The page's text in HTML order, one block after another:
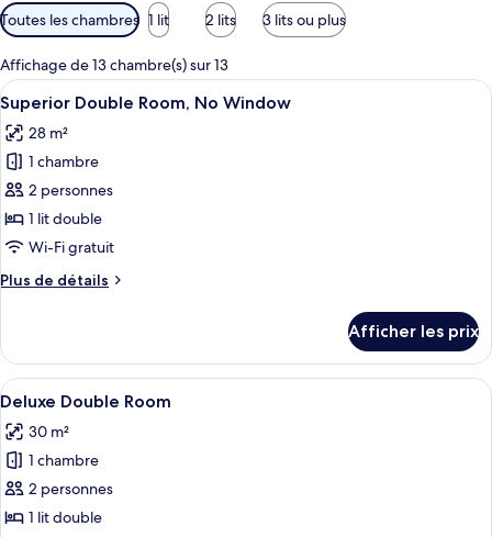
Filtres
disponibles
pour
les
chambres
Toutes les chambres 1 lit 2 lits 3 lits ou plus
Affichage de 13 chambre(s) sur 13
Afficher
toutes
les
photos
pour
ce
type
chambre :
Room,
No
Window
Une chambre d’hôtel avec un
7
Superior Double Room, No Window
28 m²
1 chambre
2 personnes
1 lit double
Wi-Fi gratuit
Plus de détails
Plus
Superior
Double
Room,
Window
Afficher les prix
Afficher
toutes
les
photos
pour
ce
Deluxe Double Room | Minibar,
5
Deluxe Double Room
30 m²
1 chambre
2 personnes
1 lit double